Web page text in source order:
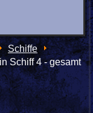
Schiffe
Schiff 4 - gesamt